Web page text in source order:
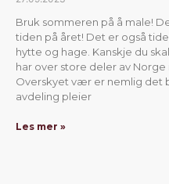
Bruk sommeren på å male!
tiden på året! Det er også
hytte og hage. Kanskje du
har over store deler av
Overskyet vær er nemlig det
avdeling pleier
Les mer »